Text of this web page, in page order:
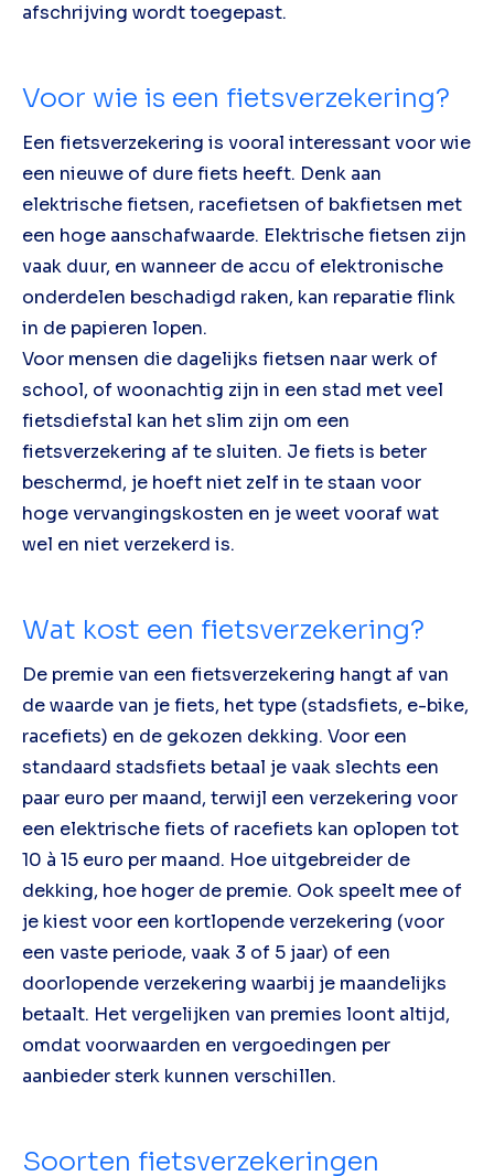
afschrijving wordt toegepast.
Voor wie is een fietsverzekering?
Een fietsverzekering is vooral interessant voor wie
een nieuwe of dure fiets heeft. Denk aan
elektrische fietsen, racefietsen of bakfietsen met
een hoge aanschafwaarde. Elektrische fietsen zijn
vaak duur, en wanneer de accu of elektronische
onderdelen beschadigd raken, kan reparatie flink
in de papieren lopen.
Voor mensen die dagelijks fietsen naar werk of
school, of woonachtig zijn in een stad met veel
fietsdiefstal kan het slim zijn om een
fietsverzekering af te sluiten. Je fiets is beter
beschermd, je hoeft niet zelf in te staan voor
hoge vervangingskosten en je weet vooraf wat
wel en niet verzekerd is.
Wat kost een fietsverzekering?
De premie van een fietsverzekering hangt af van
de waarde van je fiets, het type (stadsfiets, e-bike,
racefiets) en de gekozen dekking. Voor een
standaard stadsfiets betaal je vaak slechts een
paar euro per maand, terwijl een verzekering voor
een elektrische fiets of racefiets kan oplopen tot
10 à 15 euro per maand. Hoe uitgebreider de
dekking, hoe hoger de premie. Ook speelt mee of
je kiest voor een kortlopende verzekering (voor
een vaste periode, vaak 3 of 5 jaar) of een
doorlopende verzekering waarbij je maandelijks
betaalt. Het vergelijken van premies loont altijd,
omdat voorwaarden en vergoedingen per
aanbieder sterk kunnen verschillen.
Soorten fietsverzekeringen